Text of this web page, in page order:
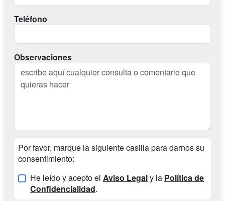
Teléfono
Observaciones
Por favor, marque la siguiente casilla para darnos su
consentimiento:
He leído y acepto el Aviso Legaly la Política de
Confidencialidad.